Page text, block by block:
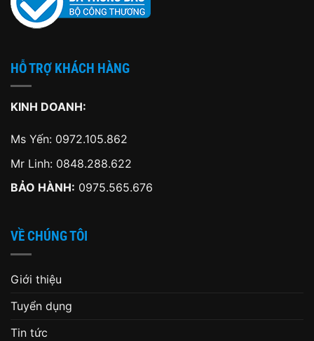
HỖ TRỢ KHÁCH HÀNG
KINH DOANH:
Ms Yến: 0972.105.862
Mr Linh: 0848.288.622
BẢO HÀNH: 0975.565.676
VỀ CHÚNG TÔI
Giới thiệu
Tuyển dụng
Tin tức